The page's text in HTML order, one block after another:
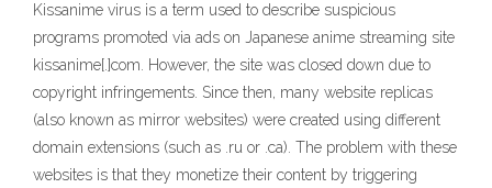
Kissanime virus is a term used to describe suspicious
programs promoted via ads on Japanese anime streaming site
kissanime[.]com. However, the site was closed down due to
copyright infringements. Since then, many website replicas
(also known as mirror websites) were created using different
domain extensions (such as .ru or .ca). The problem with these
websites is that they monetize their content by triggering